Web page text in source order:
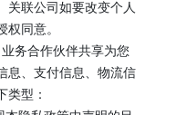
关联公司如要改变个人
同意。
务合作伙伴共享为您
息、支付信息、 物流信
类型：